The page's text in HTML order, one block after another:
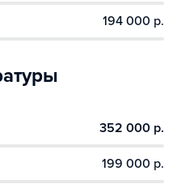
194 000 р.
352 000 р.
199 000 р.